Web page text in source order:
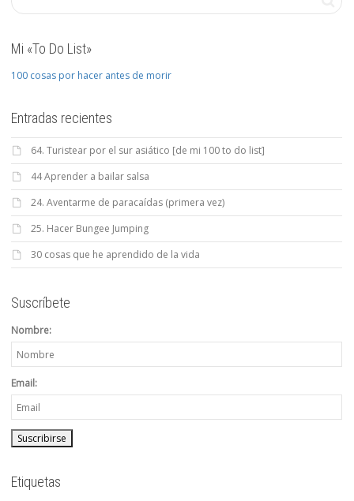
Mi «To Do List»
100 cosas por hacer antes de morir
Entradas recientes
64. Turistear por el sur asiático [de mi 100 to do list]
44 Aprender a bailar salsa
24. Aventarme de paracaídas (primera vez)
25. Hacer Bungee Jumping
30 cosas que he aprendido de la vida
Suscríbete
Nombre:
Email:
Etiquetas